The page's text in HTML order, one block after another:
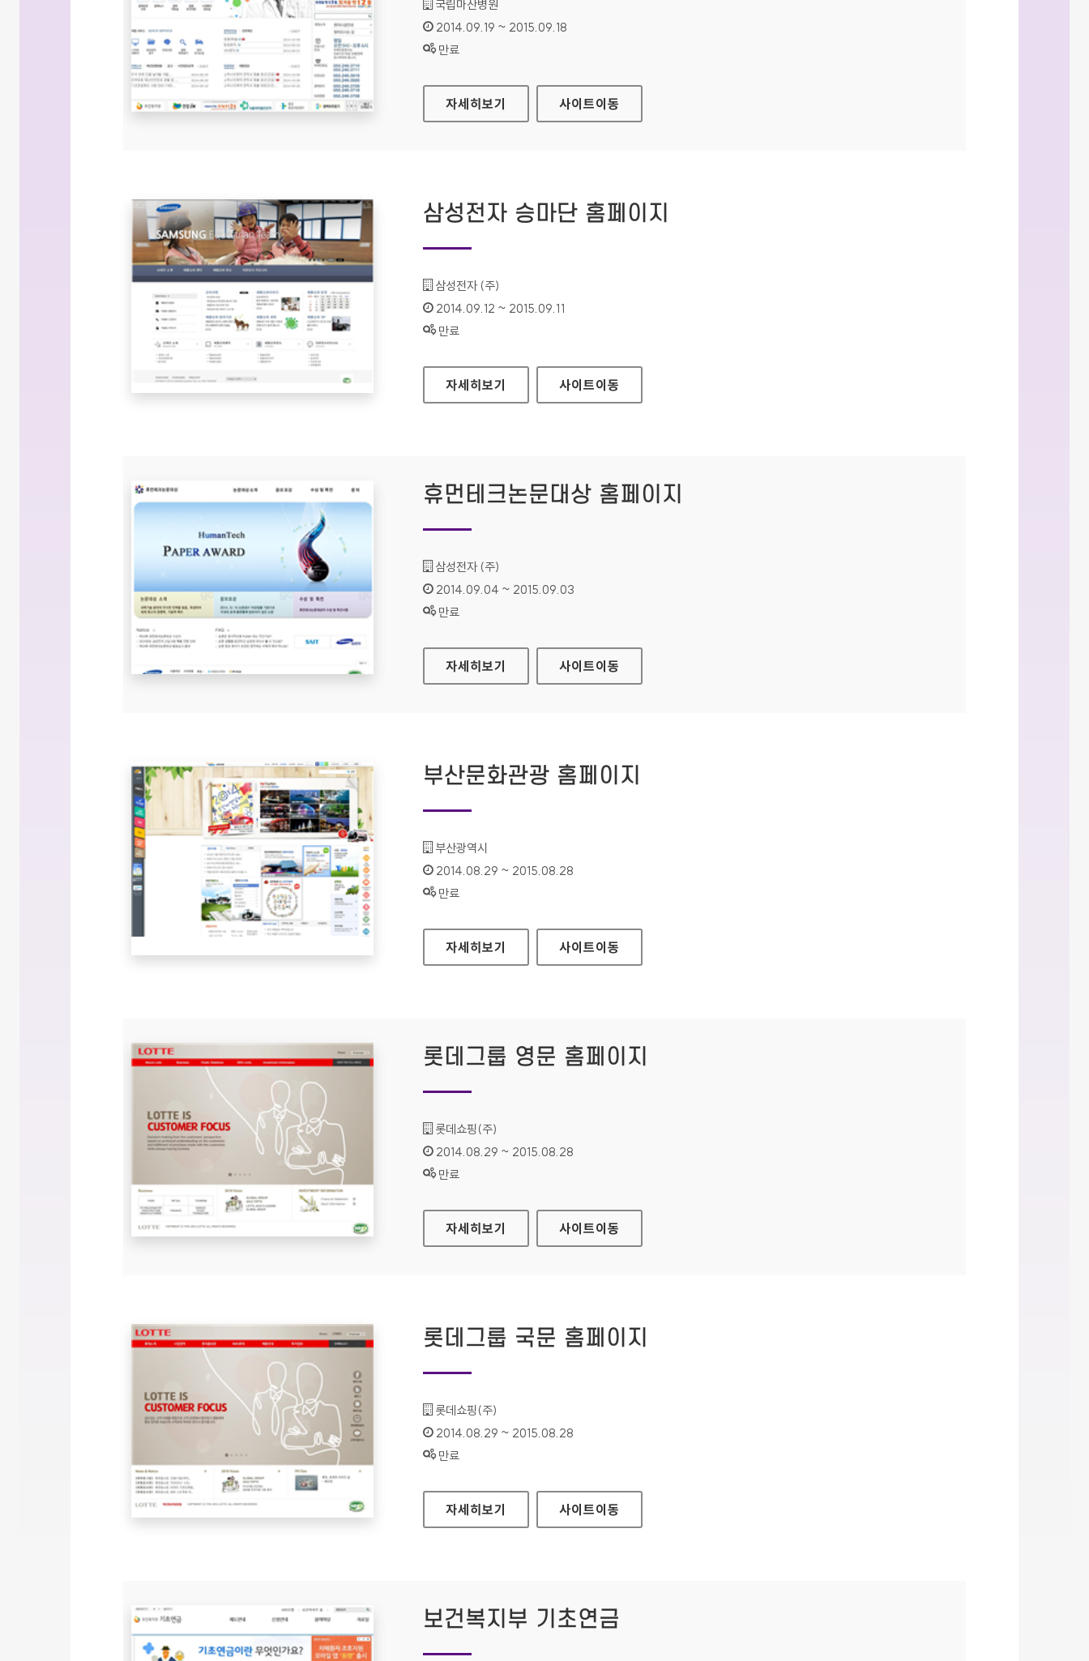
기관명 :
국립마산병원
인증기간 :
2014.09.19 ~ 2015.09.18
상태 :
만료
국립마산병원 홈페이지
자세히보기 사이트이동
삼성전자 승마단 홈페이지
기관명 :
삼성전자 (주)
인증기간 :
2014.09.12 ~ 2015.09.11
상태 :
만료
삼성전자 승마단 홈페이지
자세히보기 사이트이동
휴먼테크논문대상 홈페이지
기관명 :
삼성전자 (주)
인증기간 :
2014.09.04 ~ 2015.09.03
상태 :
만료
휴먼테크논문대상 홈페이지
자세히보기 사이트이동
부산문화관광 홈페이지
기관명 :
부산광역시
인증기간 :
2014.08.29 ~ 2015.08.28
상태 :
만료
부산문화관광 홈페이지
자세히보기 사이트이동
롯데그룹 영문 홈페이지
기관명 :
롯데쇼핑(주)
인증기간 :
2014.08.29 ~ 2015.08.28
상태 :
만료
롯데그룹 영문 홈페이지
자세히보기 사이트이동
롯데그룹 국문 홈페이지
기관명 :
롯데쇼핑(주)
인증기간 :
2014.08.29 ~ 2015.08.28
상태 :
만료
롯데그룹 국문 홈페이지
자세히보기 사이트이동
보건복지부 기초연금